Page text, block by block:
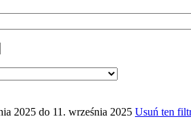
2025 do 11. września 2025 Usuń ten